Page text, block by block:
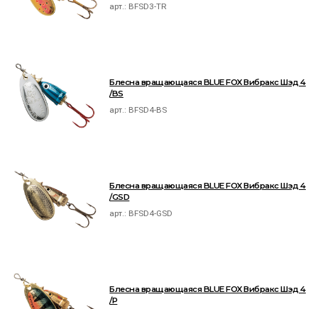
арт.: BFSD3-TR
Блесна вращающаяся BLUE FOX Вибракс Шэд 4
/BS
арт.: BFSD4-BS
Блесна вращающаяся BLUE FOX Вибракс Шэд 4
/GSD
арт.: BFSD4-GSD
Блесна вращающаяся BLUE FOX Вибракс Шэд 4
/P